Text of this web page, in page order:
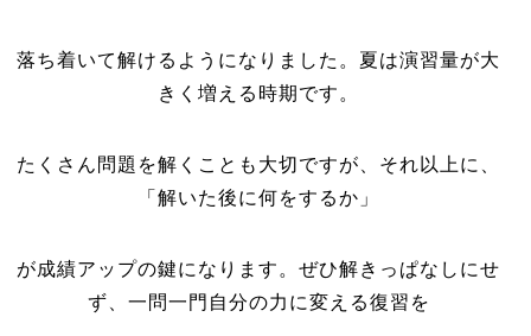
落ち着いて解けるようになりました。夏は演習量が大
きく増える時期です。
たくさん問題を解くことも大切ですが、それ以上に、
「解いた後に何をするか」
が成績アップの鍵になります。ぜひ解きっぱなしにせ
ず、一問一門自分の力に変える復習を